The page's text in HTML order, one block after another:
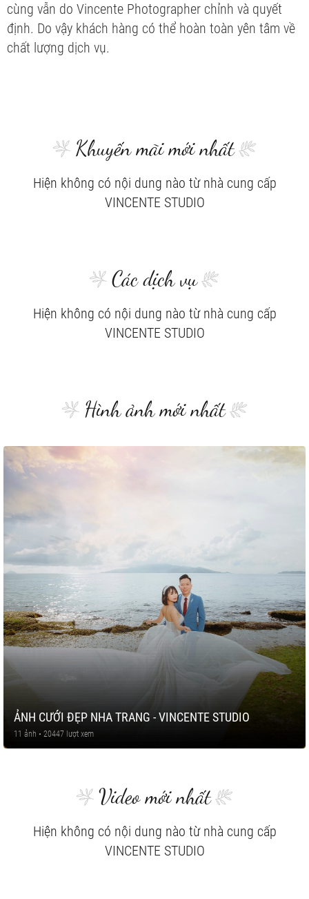
cùng vẫn do Vincente Photographer chỉnh và quyết
định. Do vậy khách hàng có thể hoàn toàn yên tâm về
chất lượng dịch vụ.
Khuyến mãi mới nhất
Hiện không có nội dung nào từ nhà cung cấp
VINCENTE STUDIO
Các dịch vụ
Hiện không có nội dung nào từ nhà cung cấp
VINCENTE STUDIO
Hình ảnh mới nhất
ẢNH CƯỚI ĐẸP NHA TRANG - VINCENTE STUDIO
11 ảnh • 20447 lượt xem
Video mới nhất
Hiện không có nội dung nào từ nhà cung cấp
VINCENTE STUDIO